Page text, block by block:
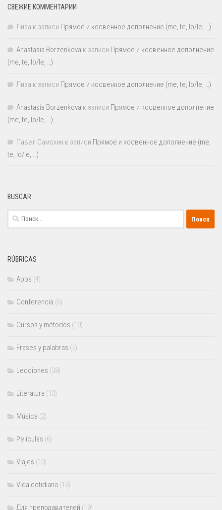
СВЕЖИЕ КОММЕНТАРИИ
Лиза к записи Прямое и косвенное дополнение (me, te, lo/le, …)
Anastasia Borzenkova к записи Прямое и косвенное дополнение
(me, te, lo/le, …)
Лиза к записи Прямое и косвенное дополнение (me, te, lo/le, …)
Anastasia Borzenkova к записи Прямое и косвенное дополнение
(me, te, lo/le, …)
Павел Самохин к записи Прямое и косвенное дополнение (me,
te, lo/le, …)
BUSCAR
Найти:
RÚBRICAS
Apps (4)
Conferencia (6)
Cursos y métodos (10)
Frases y palabras (5)
Lecciones (38)
Literatura (13)
Música (2)
Películas (6)
Viajes (10)
Vida cotidiana (13)
Для преподавателей (19)